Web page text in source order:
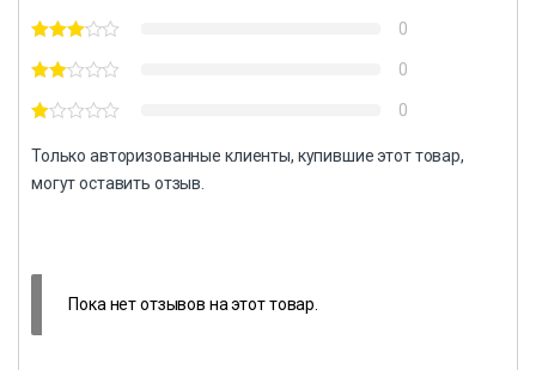
0
0
0
Только авторизованные клиенты, купившие этот товар,
могут оставить отзыв.
Пока нет отзывов на этот товар.